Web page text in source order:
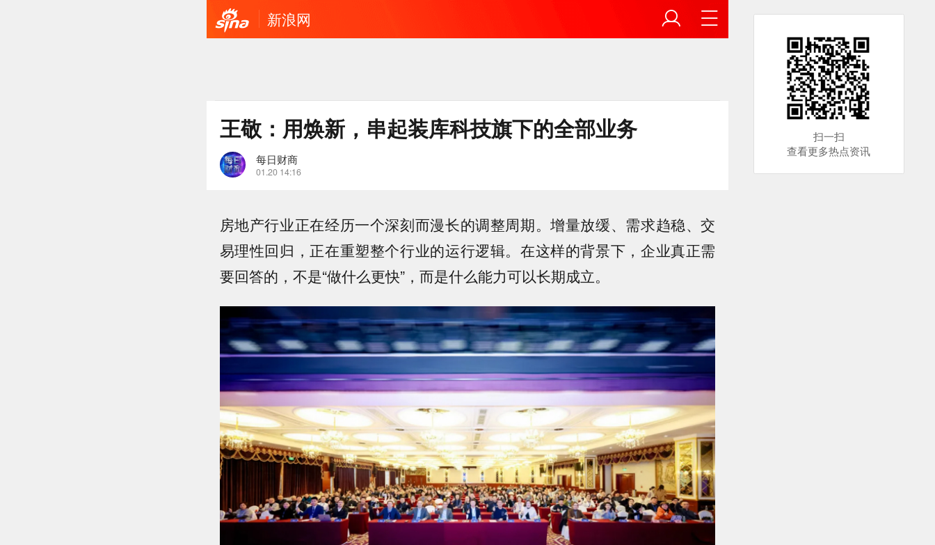
新浪网
王敬：用焕新，串起装库科技旗下的全部业务
每日财商
01.20 14:16
房地产行业正在经历一个深刻而漫长的调整周期。增量放缓、需求趋稳、交
易理性回归，正在重塑整个行业的运行逻辑。在这样的背景下，企业真正需
要回答的，不是“做什么更快”，而是什么能力可以长期成立。
扫一扫
查看更多热点资讯